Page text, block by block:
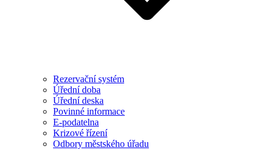
Rezervační systém
Úřední doba
Úřední deska
Povinné informace
E-podatelna
Krizové řízení
Odbory městského úřadu